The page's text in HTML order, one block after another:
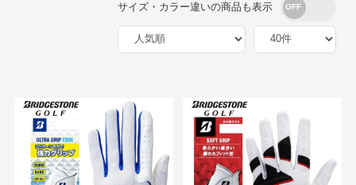
サイズ・カラー違いの商品も表示